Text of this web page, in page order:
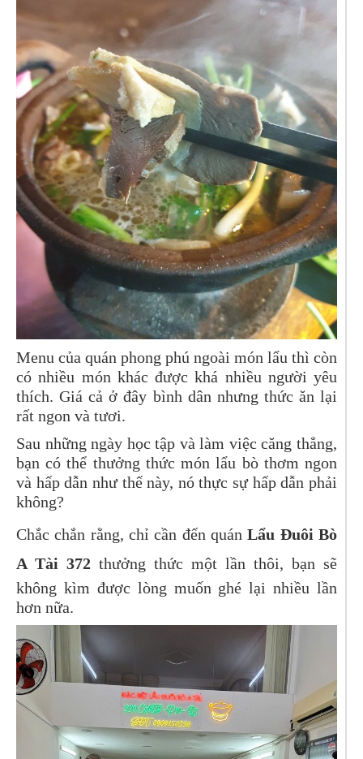
Menu của quán phong phú ngoài món lẩu thì còn
có nhiều món khác được khá nhiều người yêu
thích. Giá cả ở đây bình dân nhưng thức ăn lại
rất ngon và tươi.
Sau những ngày học tập và làm việc căng thẳng,
bạn có thể thưởng thức món lẩu bò thơm ngon
và hấp dẫn như thế này, nó thực sự hấp dẫn phải
không?
Chắc chắn rằng, chỉ cần đến quánLẩu Đuôi Bò
A Tài 372 thưởng thức một lần thôi, bạn sẽ
không kìm được lòng muốn ghé lại nhiều lần
hơn nữa.